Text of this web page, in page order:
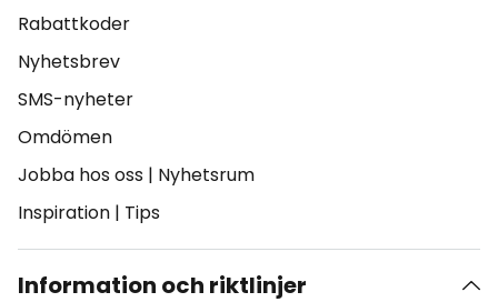
Rabattkoder
Nyhetsbrev
SMS-nyheter
Omdömen
Jobba hos oss | Nyhetsrum
Inspiration | Tips
Information och riktlinjer